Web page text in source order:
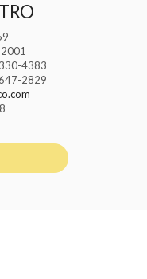
4383
2829